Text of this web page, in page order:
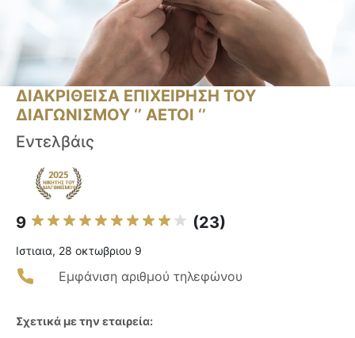
ΔΙΑΚΡΙΘΕΙΣΑ ΕΠΙΧΕΙΡΗΣΗ ΤΟΥ
ΔΙΑΓΩΝΙΣΜΟΥ ‘’ ΑΕΤΟΙ ‘’
Εντελβάις
9 (23)
Ιστιαια, 28 οκτωβριου 9
Εμφάνιση αριθμού τηλεφώνου
Σχετικά με την εταιρεία: